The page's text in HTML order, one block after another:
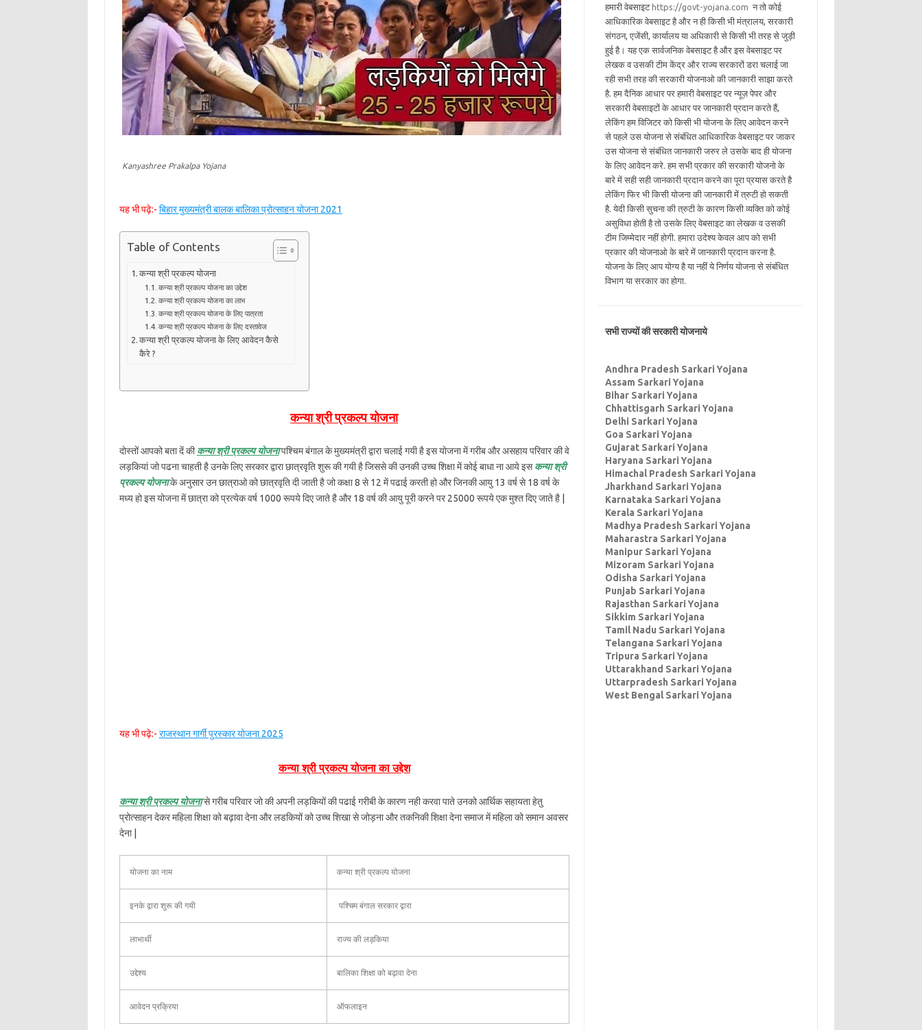
Kanyashree Prakalpa Yojana
यह भी पढ़े:- बिहार मुख्यमंत्री बालक बालिका प्रोत्साहन योजना 2021
Table of Contents
कन्या श्री प्रकल्प योजना
कन्या श्री प्रकल्प योजना का उद्देश
कन्या श्री प्रकल्प योजना का लाभ
कन्या श्री प्रकल्प योजना के लिए पात्रता
कन्या श्री प्रकल्प योजना के लिए दस्तावेज
कन्या श्री प्रकल्प योजना के लिए आवेदन कैसे
कैरे ?
कन्या श्री प्रकल्प योजना
दोस्तों आपको बता दें कीकन्या श्री प्रकल्प योजनापश्चिम बंगाल के मुख्यमंत्री द्वारा चलाई गयी है इस योजना में गरीब और असहाय परिवार की वे
लड़कियां जो पढना चाहती है उनके लिए सरकार द्वारा छात्रवृति शुरू की गयी है जिससे की उनकी उच्च शिक्षा में कोई बाधा ना आये इसकन्या श्री
प्रकल्प योजनाके अनुसार उन छात्राओ को छात्रवृति दी जाती है जो कक्षा 8 से 12 में पढाई करती हो और जिनकी आयु 13 वर्ष से 18 वर्ष के
मध्य हो इस योजना में छात्रा को प्रत्येक वर्ष 1000 रूपये दिए जाते है और 18 वर्ष की आयु पूरी करने पर 25000 रूपये एक मुश्त दिए जाते है |
यह भी पढ़े:- राजस्थान गार्गी पुरस्कार योजना 2025
कन्या श्री प्रकल्प योजना का उद्देश
कन्या श्री प्रकल्प योजनासे गरीब परिवार जो की अपनी लड़कियों की पढाई गरीबी के कारण नही करवा पाते उनको आर्थिक सहायता हेतु
प्रोत्साहन देकर महिला शिक्षा को बढ़ावा देना और लडकियों को उच्च शिखा से जोड़ना और तकनिकी शिक्षा देना समाज में महिला को समान अवसर
देना |
योजना का नाम कन्या श्री प्रकल्प योजना
इनके द्वारा शुरू की गयी पश्चिम बंगाल सरकार द्वारा
लाभार्थी राज्य की लड़किया
उद्देश्य बालिका शिक्षा को बढ़ावा देना
आवेदन प्रक्रिया ऑफलाइन
हमारी वेबसाइट https://govt-yojana.com न तो कोई
आधिकारिक वेबसाइट है और न ही किसी भी मंत्रालय, सरकारी
संगठन, एजेंसी, कार्यालय या अधिकारी से किसी भी तरह से जुड़ी
हुई है। यह एक सार्वजनिक वेबसाइट है और इस वेबसाइट पर
लेखक व उसकी टीम केंद्र और राज्य सरकारों डरा चलाई जा
रही सभी तरह की सरकारी योजनाओ की जानकारी साझा करते
है. हम दैनिक आधार पर हमारी वेबसाइट पर न्यूज़ पेपर और
सरकारी वेबसाइटों के आधार पर जानकारी प्रदान करते हैं,
लेकिंग हम विजिटर को किसी भी योजना के लिए आवेदन करने
से पहले उस योजना से संबंधित आधिकारिक वेबसाइट पर जाकर
उस योजना से संबंधित जानकारी जरुर ले उसके बाद ही योजना
के लिए आवेदन करे. हम सभी प्रकार की सरकारी योजनो के
बारे में सही सही जानकारी प्रदान करने का पूरा प्रयास करते है
लेकिंग फिर भी किसी योजना की जानकारी में त्रुटी हो सकती
है. येदी किसी सुचना की त्रुटी के कारण किसी व्यक्ति को कोई
असुविधा होती है तो उसके लिए वेबसाइट का लेखक व उसकी
टीम जिम्मेदार नहीं होगी. हमारा उदेश्य केवल आप को सभी
प्रकार की योजनाओ के बारे में जानकारी प्रदान करना है.
योजना के लिए आप योग्य है या नहीं ये निर्णय योजना से संबंधित
विभाग या सरकार का होगा.
सभी राज्यों की सरकारी योजनाये
Andhra Pradesh Sarkari Yojana
Assam Sarkari Yojana
Bihar Sarkari Yojana
Chhattisgarh Sarkari Yojana
Delhi Sarkari Yojana
Goa Sarkari Yojana
Gujarat Sarkari Yojana
Haryana Sarkari Yojana
Himachal Pradesh Sarkari Yojana
Jharkhand Sarkari Yojana
Karnataka Sarkari Yojana
Kerala Sarkari Yojana
Madhya Pradesh Sarkari Yojana
Maharastra Sarkari Yojana
Manipur Sarkari Yojana
Mizoram Sarkari Yojana
Odisha Sarkari Yojana
Punjab Sarkari Yojana
Rajasthan Sarkari Yojana
Sikkim Sarkari Yojana
Tamil Nadu Sarkari Yojana
Telangana Sarkari Yojana
Tripura Sarkari Yojana
Uttarakhand Sarkari Yojana
Uttarpradesh Sarkari Yojana
West Bengal Sarkari Yojana